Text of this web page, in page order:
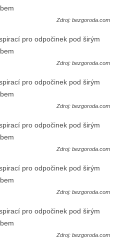
Zdroj: bezgoroda.com
Zdroj: bezgoroda.com
Zdroj: bezgoroda.com
Zdroj: bezgoroda.com
Zdroj: bezgoroda.com
Zdroj: bezgoroda.com